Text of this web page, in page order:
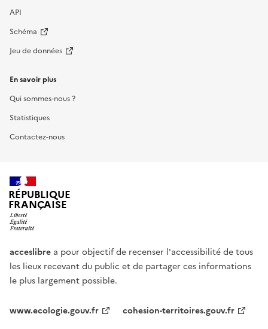
API
Schéma
Jeu de données
En savoir plus
Qui sommes-nous ?
Statistiques
Contactez-nous
RÉPUBLIQUE
FRANÇAISE
acceslibre a pour objectif de recenser l'accessibilité de tous
les lieux recevant du public et de partager ces informations
le plus largement possible.
www.ecologie.gouv.fr
cohesion-territoires.gouv.fr